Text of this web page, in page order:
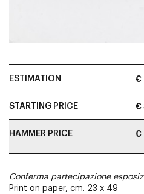
ESTIMATION €
STARTING PRICE €
HAMMER PRICE €
Conferma partecipazione
Print on paper, cm.